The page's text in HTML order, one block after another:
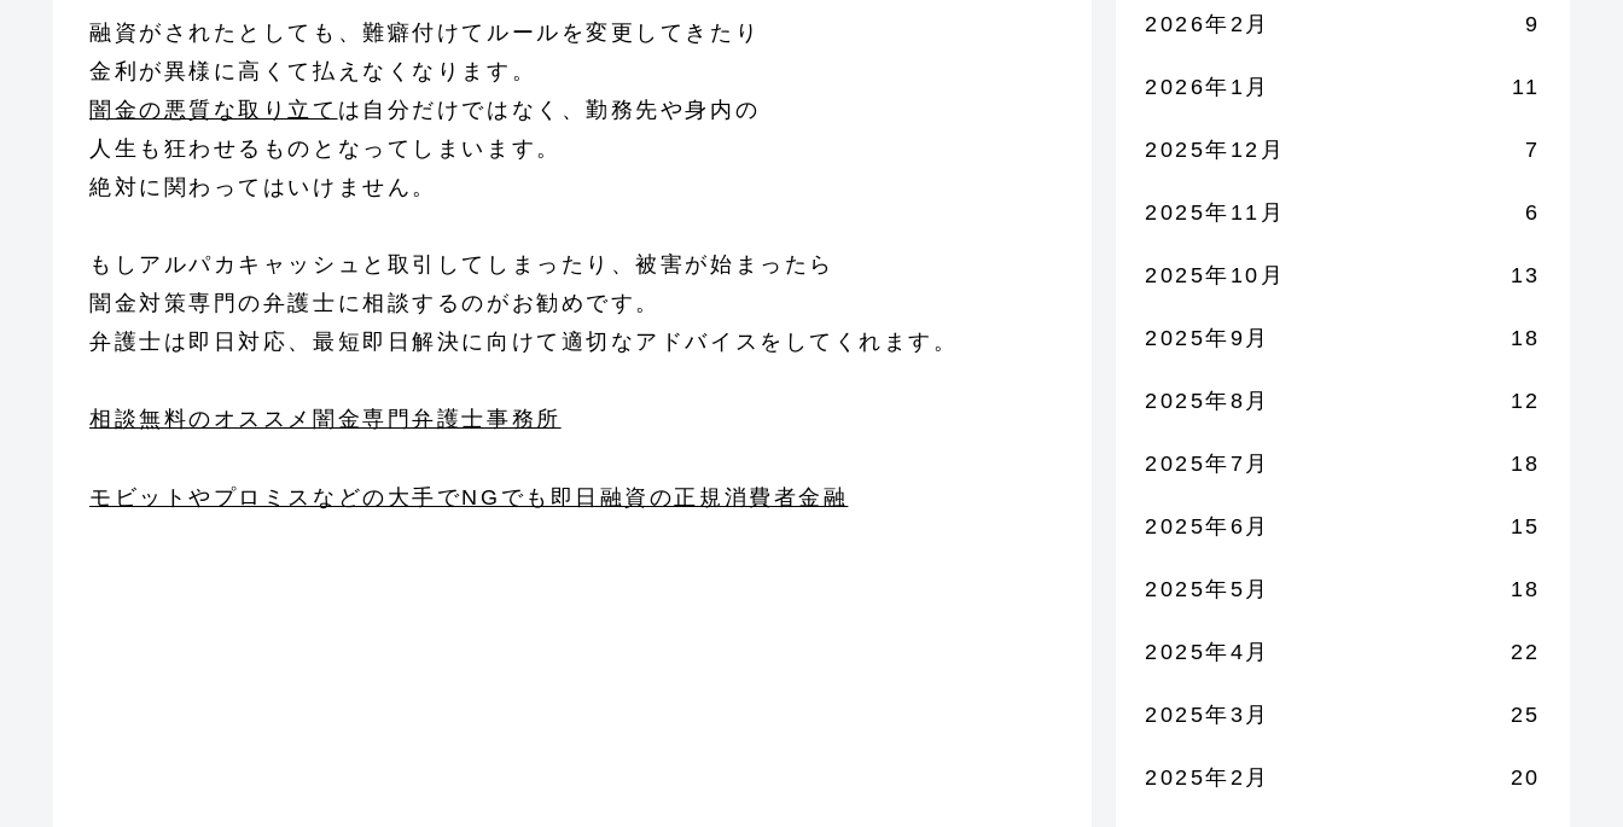
融資がされたとしても、難癖付けてルールを変更してきたり
金利が異様に高くて払えなくなります。
闇金の悪質な取り立て は自分だけではなく、勤務先や身内の
人生も狂わせるものとなってしまいます。
絶対に関わってはいけません。
もしアルパカキャッシュと取引してしまったり、被害が始まったら
闇金対策専門の弁護士に相談するのがお勧めです。
弁護士は即日対応、最短即日解決に向けて適切なアドバイスをしてくれます。
相談無料のオススメ闇金専門弁護士事務所
モビットやプロミスなどの大手でNGでも即日融資の正規消費者金融
2026年2月 9
2026年1月 11
2025年12月 7
2025年11月 6
2025年10月 13
2025年9月 18
2025年8月 12
2025年7月 18
2025年6月 15
2025年5月 18
2025年4月 22
2025年3月 25
2025年2月 20